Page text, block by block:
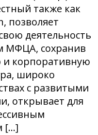
также как
позволяет
деятельность
МФЦА, сохранив
корпоративную
широко
с развитыми
открывает для
[…]